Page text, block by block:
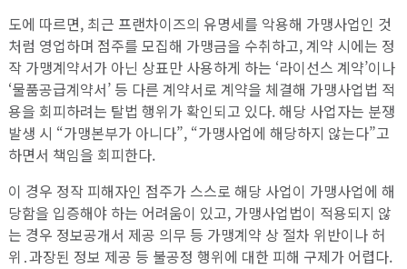
도에 따르면, 최근 프랜차이즈의 유명세를 악용해 가맹사업인 것
처럼 영업하며 점주를 모집해 가맹금을 수취하고, 계약 시에는 정
작 가맹계약서가 아닌 상표만 사용하게 하는 ‘라이선스 계약’이나
‘물품공급계약서’ 등 다른 계약서로 계약을 체결해 가맹사업법 적
용을 회피하려는 탈법 행위가 확인되고 있다. 해당 사업자는 분쟁
발생 시 “가맹본부가 아니다”, “가맹사업에 해당하지 않는다”고
하면서 책임을 회피한다.
이 경우 정작 피해자인 점주가 스스로 해당 사업이 가맹사업에 해
당함을 입증해야 하는 어려움이 있고, 가맹사업법이 적용되지 않
는 경우 정보공개서 제공 의무 등 가맹계약 상 절차 위반이나 허
위․과장된 정보 제공 등 불공정 행위에 대한 피해 구제가 어렵다.